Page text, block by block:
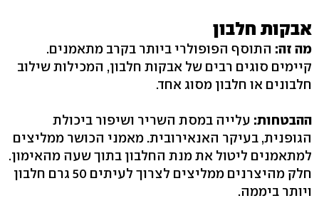
אבקות חלבון
מה זה: התוסף הפופולרי ביותר בקרב מתאמנים.
קיימים סוגים רבים של אבקות חלבון, המכילות שילוב
חלבונים או חלבון מסוג אחד.
ההבטחות: עלייה במסת השריר ושיפור ביכולת
הגופנית, בעיקר האנאירובית. מאמני הכושר ממליצים
למתאמנים ליטול את מנת החלבון בתוך שעה מהאימון.
חלק מהיצרנים ממליצים לצרוך לעיתים 50 גרם חלבון
ויותר ביממה.